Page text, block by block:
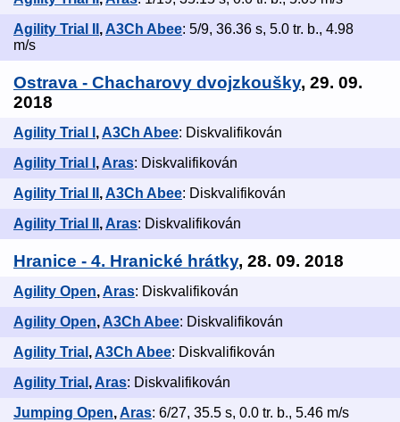
Agility Trial II , A3Ch Abee: 5/9, 36.36 s, 5.0 tr. b., 4.98
m/s
Ostrava - Chacharovy dvojzkoušky, 29. 09.
2018
Agility Trial I ,A3Ch Abee: Diskvalifikován
Agility Trial I , Aras: Diskvalifikován
Agility Trial II ,A3Ch Abee: Diskvalifikován
Agility Trial II , Aras: Diskvalifikován
Hranice - 4. Hranické hrátky, 28. 09. 2018
Agility Open,Aras: Diskvalifikován
Agility Open, A3Ch Abee: Diskvalifikován
Agility Trial ,A3Ch Abee: Diskvalifikován
Agility Trial , Aras: Diskvalifikován
Jumping Open,Aras: 6/27, 35.5 s, 0.0 tr. b., 5.46 m/s